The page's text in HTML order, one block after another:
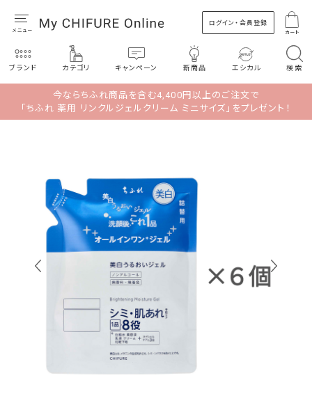
ログイン・会員登録
カート
ブランド カテゴリ キャンペーン 新商品 エシカル 検索
今ならちふれ商品を含む4,400円以上のご注文で
「ちふれ 薬用 リンクルジェルクリーム ミニサイズ」をプレゼント！